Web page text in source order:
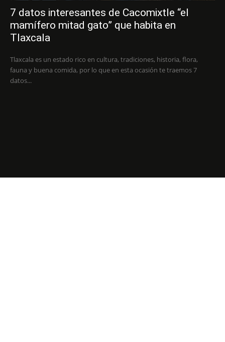
7 datos interesantes de Cacomixtle “el
mamífero mitad gato” que habita en
Tlaxcala
Tlaxcala es un estado rico en cultura, tradiciones, historia, flora,
fauna y buena comida, por lo que en esta ocasión te traemos 7
datos...